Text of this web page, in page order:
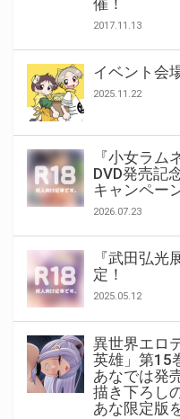
催！
2017.11.13
イベント会
2025.11.22
『小女ラム
DVD発売記
キャンペー
2026.07.23
『武田弘
定！
2025.05.12
異世界エロ
英雄」第15
あなでは発
描き下ろし
あな限定版